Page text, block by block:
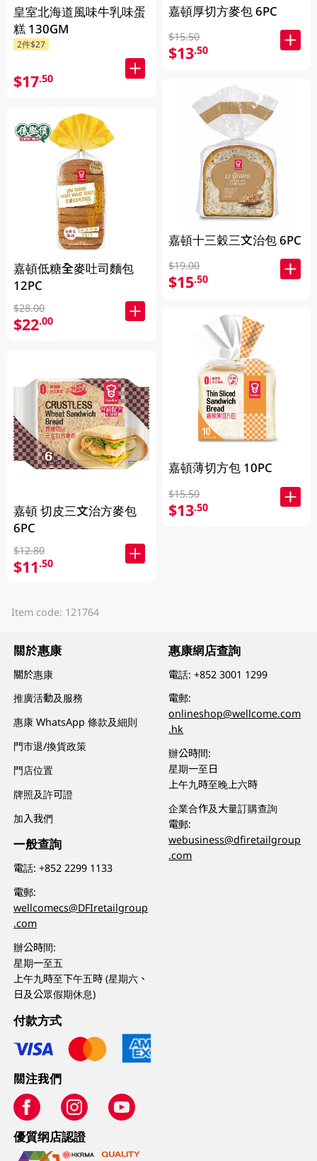
皇室北海道風味牛乳味蛋
糕 130GM
2件$27
$17.50
嘉頓低糖全麥吐司麵包
12PC
$28.00
$22.00
嘉頓 切皮三文治方麥包
6PC
$12.80
$11.50
嘉頓厚切方麥包 6PC
$15.50
$13.50
嘉頓十三穀三文治包 6PC
$19.00
$15.50
嘉頓薄切方包 10PC
$15.50
$13.50
Item code: 121764
關於惠康
關於惠康
推廣活動及服務
惠康 WhatsApp 條款及細則
門市退/換貨政策
門店位置
牌照及許可證
加入我們
一般查詢
電話:+852 2299 1133
電郵:
wellcomecs@DFIretailgroup
.com
辦公時間:
星期一至五
上午九時至下午五時 (星期六、
日及公眾假期休息)
惠康網店查詢
電話:+852 3001 1299
電郵:
onlineshop@wellcome.com
.hk
辦公時間:
星期一至日
上午九時至晚上六時
企業合作及大量訂購查詢
電郵:
webusiness@dfiretailgroup
.com
付款方式
關注我們
優質纲店認證